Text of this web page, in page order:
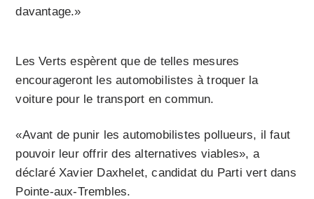
davantage.»
Les Verts espèrent que de telles mesures
encourageront les automobilistes à troquer la
voiture pour le transport en commun.
«Avant de punir les automobilistes pollueurs, il faut
pouvoir leur offrir des alternatives viables», a
déclaré Xavier Daxhelet, candidat du Parti vert dans
Pointe-aux-Trembles.